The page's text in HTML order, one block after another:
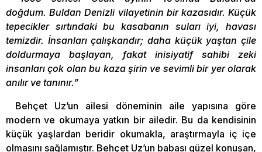
doğdum. Buldan Denizli vilayetinin bir kazasıdır. Küçük
tepecikler sırtındaki bu kasabanın suları iyi, havası
temizdir. İnsanları çalışkandır; daha küçük yaştan çile
doldurmaya başlayan, fakat inisiyatif sahibi zeki
insanları çok olan bu kaza şirin ve sevimli bir yer olarak
anılır ve tanınır.”
Behçet Uz’un ailesi döneminin aile yapısına göre
modern ve okumaya yatkın bir ailedir. Bu da kendisinin
küçük yaşlardan beridir okumakla, araştırmayla iç içe
olmasını sağlamıştır. Behçet Uz’un babası güzel konuşan,